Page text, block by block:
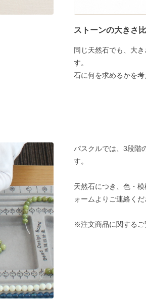
ストーンの大きさ
同じ天然石でも、大
す。
石に何を求めるかを考
パスクルでは、3段階
す。
天然石につき、色・
ォームよりご連絡くだ
※注文商品に関するご